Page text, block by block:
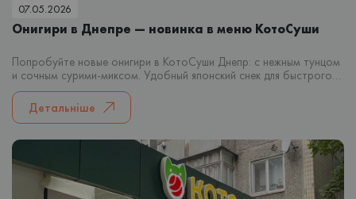
07.05.2026
Онигири в Днепре — новинка в меню КотоСуши
Попробуйте новые онигири в КотоСуши Днепр: с нежным тунцом
и сочным сурими-миксом. Удобный японский снек для быстрого
перекуса или заказа домой.
Детальніше